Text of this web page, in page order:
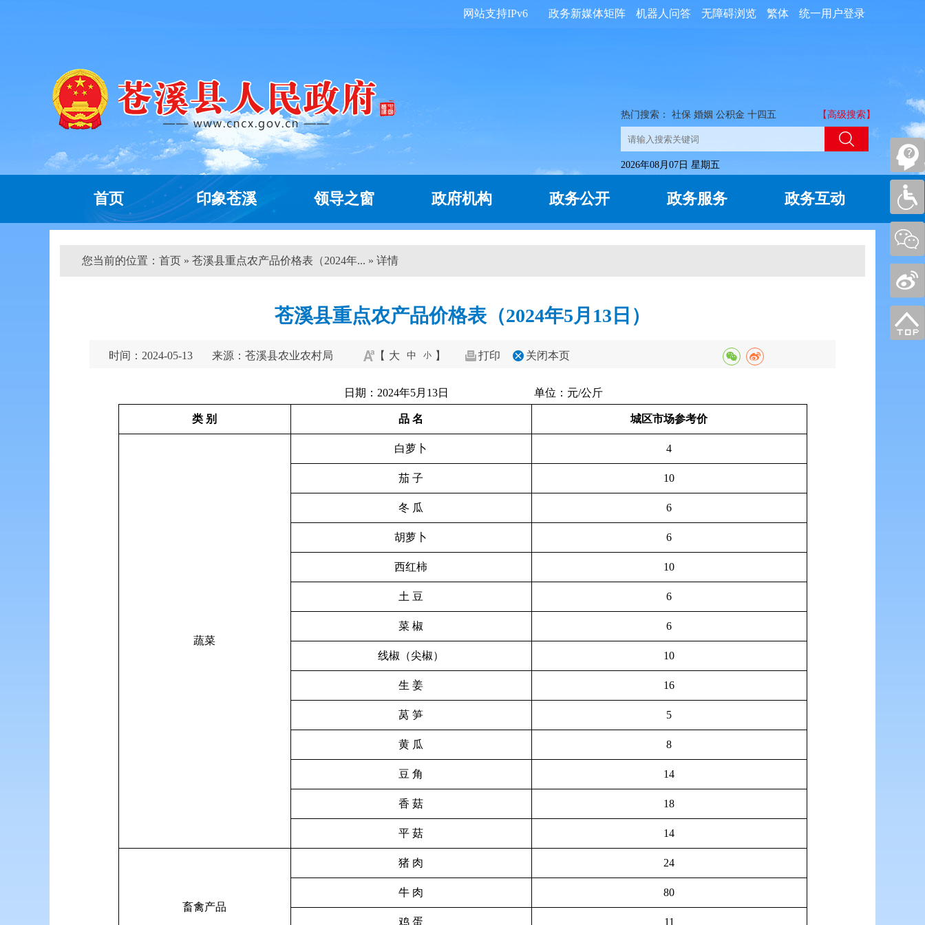
统一用户登录
繁体
无障碍浏览
机器人问答
政务新媒体矩阵
网站支持IPv6
热门搜索： 社保 婚姻 公积金 十四五 【高级搜索】
2026年08月07日 星期五
首页 印象苍溪 领导之窗 政府机构 政务公开 政务服务 政务互动
您当前的位置： 首页 » 苍溪县重点农产品价格表（2024年... » 详情
苍溪县重点农产品价格表（2024年5月13日）
时间：2024-05-13 来源：苍溪县农业农村局 【 大 中 小 】 打印 关闭本页
日期：2024年5月13日 单位：元/公斤
类 别 品 名 城区市场参考价
蔬菜
白萝卜 4
茄 子 10
冬 瓜 6
胡萝卜 6
西红柿 10
土 豆 6
菜 椒 6
线椒（尖椒） 10
生 姜 16
莴 笋 5
黄 瓜 8
豆 角 14
香 菇 18
平 菇 14
畜禽产品
猪 肉 24
牛 肉 80
鸡 蛋 11